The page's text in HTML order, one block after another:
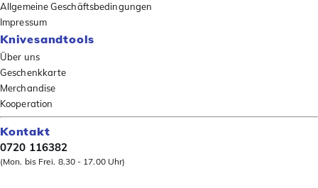
Allgemeine Geschäftsbedingungen
Impressum
Knivesandtools
Über uns
Geschenkkarte
Merchandise
Kooperation
Kontakt
0720 116382
(Mon. bis Frei. 8.30 - 17.00 Uhr)